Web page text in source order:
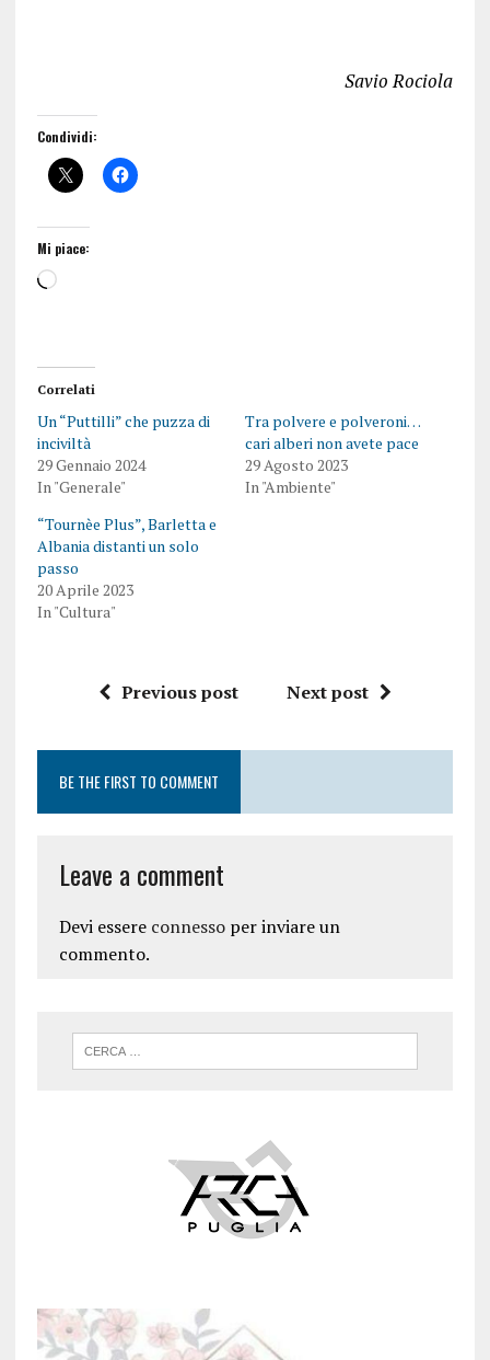
Savio Rociola
Condividi:
Mi piace:
Correlati
Un “Puttilli” che puzza di
inciviltà
29 Gennaio 2024
In "Generale"
Tra polvere e polveroni…
cari alberi non avete pace
29 Agosto 2023
In "Ambiente"
“Tournèe Plus”, Barletta e
Albania distanti un solo
passo
20 Aprile 2023
In "Cultura"
Previous post Next post
BE THE FIRST TO COMMENT
Leave a comment
Devi essere connessoper inviare un
commento.